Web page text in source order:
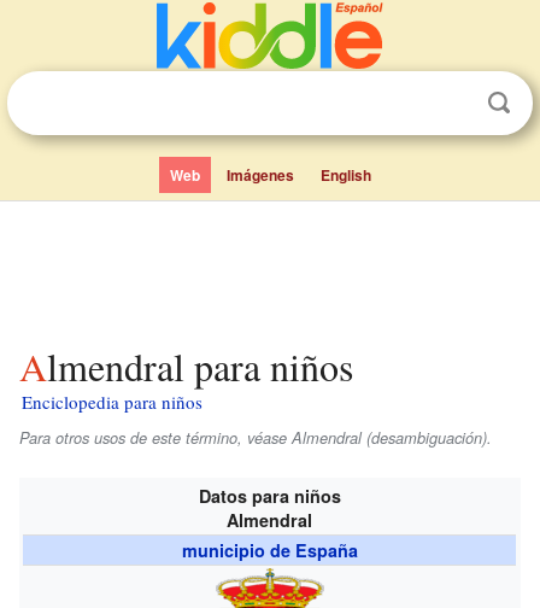
Web Imágenes English
Almendral para niños
Enciclopedia para niños
Para otros usos de este término, véase Almendral (desambiguación).
Datos para niños
Almendral
municipio de España